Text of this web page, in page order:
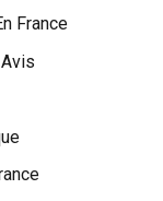
France